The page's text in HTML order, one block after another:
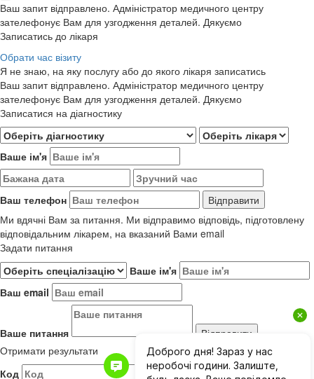
Ваш запит відправлено. Адміністратор медичного центру
зателефонує Вам для узгодження деталей. Дякуємо
Записатись до лікаря
Обрати час візиту
Я не знаю, на яку послугу або до якого лікаря записатись
Ваш запит відправлено. Адміністратор медичного центру
зателефонує Вам для узгодження деталей. Дякуємо
Записатися на діагностику
Ваше ім'я
Ваш телефон
Ми вдячні Вам за питання. Ми відправимо відповідь, підготовлену
відповідальним лікарем, на вказаний Вами email
Задати питання
Ваше ім'я
Ваш email
Ваше питання
Отримати результати
Код
Результати до 01.06.2019